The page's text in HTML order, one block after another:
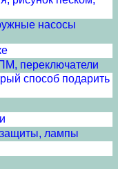
насосы
переключатели
способ подарить
лампы